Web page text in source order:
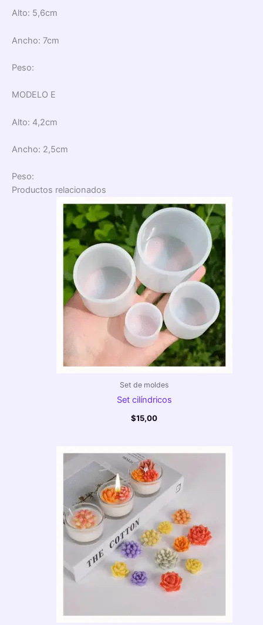
Alto: 5,6cm
Ancho: 7cm
Peso:
MODELO E
Alto: 4,2cm
Ancho: 2,5cm
Peso:
Productos relacionados
Set de moldes
Set cilíndricos
$15,00